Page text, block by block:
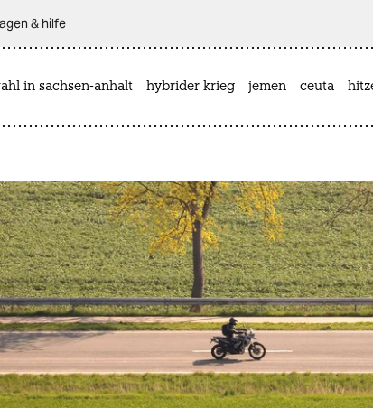
& hilfe
in sachsen-anhalt hybrider krieg jemen ceuta